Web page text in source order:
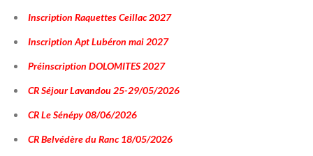
Inscription Raquettes Ceillac 2027
Inscription Apt Lubéron mai 2027
Préinscription DOLOMITES 2027
CR Séjour Lavandou 25-29/05/2026
CR Le Sénépy 08/06/2026
CR Belvédère du Ranc 18/05/2026